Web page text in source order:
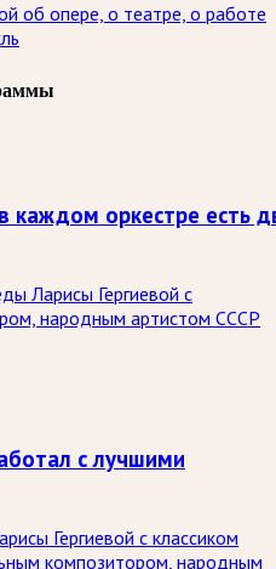
об опере, о театре, о работе
оркестре есть
Ларисы Гергиевой с
народным артистом СССР
с лучшими
Гергиевой с классиком
композитором, народным